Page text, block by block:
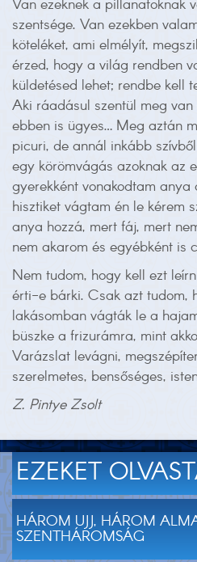
Van ezeknek a pillanatoknak
szentsége. Van ezekben
köteléket, ami elmélyít,
érzed, hogy a világ rendben
küldetésed lehet; rendbe kell
Aki ráadásul szentül meg
ebben is ügyes… Meg aztán
picuri, de annál inkább
egy körömvágás azoknak az
gyerekként vonakodtam
hisztiket vágtam én le kérem
anya hozzá, mert fáj, mert
nem akarom és egyébként is
Nem tudom, hogy kell ezt
érti-e bárki. Csak azt tudom,
lakásomban vágták le a
büszke a frizurámra, mint
Varázslat levágni,
szerelmetes, bensőséges,
Z. Pintye Zsolt
EZEKET
HÁROM UJJ, HÁROM
SZENTHÁROMSÁG